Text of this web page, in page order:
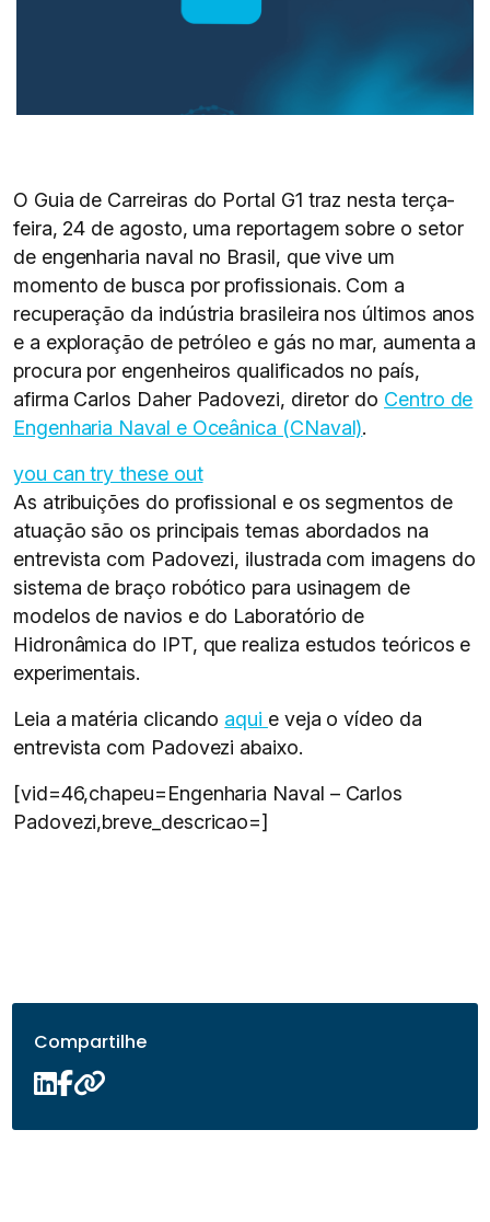
O Guia de Carreiras do Portal G1 traz nesta terça-
feira, 24 de agosto, uma reportagem sobre o setor
de engenharia naval no Brasil, que vive um
momento de busca por profissionais. Com a
recuperação da indústria brasileira nos últimos anos
e a exploração de petróleo e gás no mar, aumenta a
procura por engenheiros qualificados no país,
afirma Carlos Daher Padovezi, diretor do Centro de
Engenharia Naval e Oceânica (CNaval).
you can try these out
As atribuições do profissional e os segmentos de
atuação são os principais temas abordados na
entrevista com Padovezi, ilustrada com imagens do
sistema de braço robótico para usinagem de
modelos de navios e do Laboratório de
Hidronâmica do IPT, que realiza estudos teóricos e
experimentais.
Leia a matéria clicando aqui e veja o vídeo da
entrevista com Padovezi abaixo.
[vid=46,chapeu=Engenharia Naval – Carlos
Padovezi,breve_descricao=]
Compartilhe